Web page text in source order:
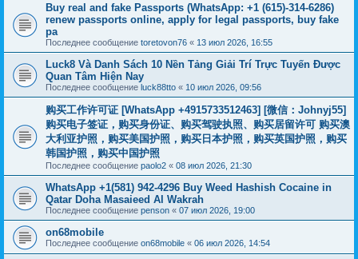
Buy real and fake Passports (WhatsApp: +1 (615)-314-6286)
renew passports online, apply for legal passports, buy fake
pa
Последнее сообщение toretovon76 « 13 июл 2026, 16:55
Luck8 Và Danh Sách 10 Nền Tảng Giải Trí Trực Tuyến Được
Quan Tâm Hiện Nay
Последнее сообщение luck88tto « 10 июл 2026, 09:56
购买工作许可证 [WhatsApp +4915733512463] [微信：Johnyj55]
购买电子签证，购买身份证、购买驾驶执照、购买居留许可 购买澳
大利亚护照，购买美国护照，购买日本护照，购买英国护照，购买
韩国护照，购买中国护照
Последнее сообщение paolo2 « 08 июл 2026, 21:30
WhatsApp +1(581) 942-4296 Buy Weed Hashish Cocaine in
Qatar Doha Masaieed Al Wakrah
Последнее сообщение penson « 07 июл 2026, 19:00
on68mobile
Последнее сообщение on68mobile « 06 июл 2026, 14:54